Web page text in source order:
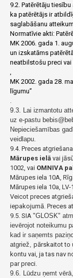
9.2. Patērētāju
ka patērētājs ir
saglabāšanu
Normatīvie akti:
MK 2006. gada 1.
un izskatāms
neatbilstošu preci vai
,
MK 2002. gada 28.
līgumu”
.
9.3. Lai izmantotu
uz e-pastu
Nepieciešamības
veidlapu.
9.4. Preces
Mārupes ielā vai
1002, vai OMNIVA
Mārupes iela 10A,
Mārupes iela 10a,
Veicot preces
iepakojumā. Preces
9.5. SIA "GLOSK"
ievērojot noteikumu
kad ir saņemts
atgriež, pārskaitot to
kontu vai, ja tas nav
par preci.
9.6. Lūdzu ņemt